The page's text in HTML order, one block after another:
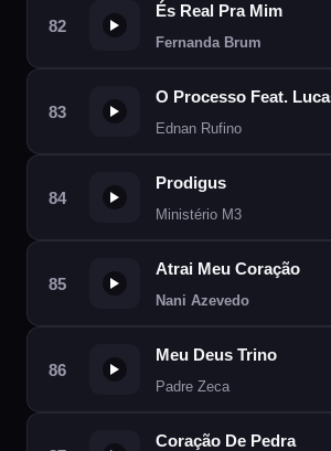
És Real Pra Mim
Fernanda Brum
Ednan Rufino
Prodigus
Ministério M3
Atrai Meu Coração
Nani Azevedo
Meu Deus Trino
Padre Zeca
Coração De Pedra